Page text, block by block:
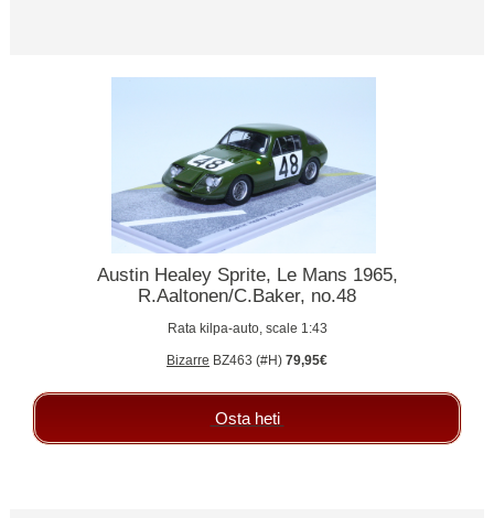
Austin Healey Sprite, Le Mans 1965,
R.Aaltonen/C.Baker, no.48
Rata kilpa-auto, scale 1:43
Bizarre BZ463 (#H) 79,95€
Osta heti